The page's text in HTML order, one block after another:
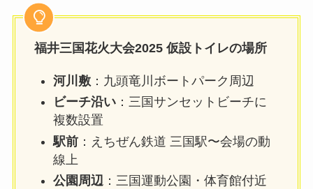
福井三国花火大会2025 仮設トイレの場所
河川敷：九頭竜川ボートパーク周辺
ビーチ沿い：三国サンセットビーチに
複数設置
駅前：えちぜん鉄道 三国駅〜会場の動
線上
公園周辺：三国運動公園・体育館付近